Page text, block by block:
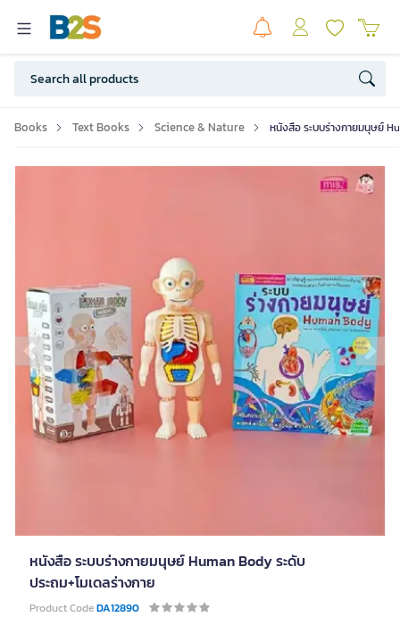
Books Text Books Science & Nature หนังสือ ระบบร่างกายมนุษย์
Previous slide
หนังสือ ระบบร่างกายมนุษย์ Human Body ระดับ
ประถม+โมเดลร่างกาย
Product CodeDA12890